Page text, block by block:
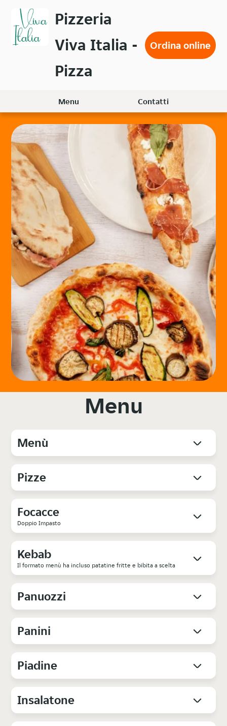
Passa
contenuto
principale
Pizzeria
Viva Italia -
Pizza
Ordina online
Menu Contatti
Menu
Menù
Pizze
Focacce
Doppio Impasto
Kebab
Il formato menù ha incluso patatine fritte e bibita a scelta
Panuozzi
Panini
Piadine
Insalatone